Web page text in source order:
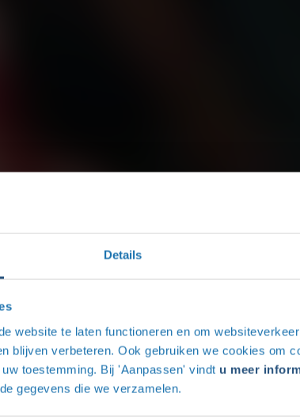
Details
website te laten functioneren en om
blijven verbeteren. Ook gebruiken we cookies om
toestemming. Bij 'Aanpassen' vindt u meer
gegevens die we verzamelen.